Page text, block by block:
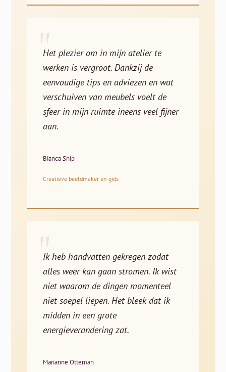
"
Het plezier om in mijn atelier te
werken is vergroot. Dankzij de
eenvoudige tips en adviezen en wat
verschuiven van meubels voelt de
sfeer in mijn ruimte ineens veel fijner
aan.
Bianca Snip
Creatieve beeldmaker en gids
"
Ik heb handvatten gekregen zodat
alles weer kan gaan stromen. Ik wist
niet waarom de dingen momenteel
niet soepel liepen. Het bleek dat ik
midden in een grote
energieverandering zat.
Marianne Otteman